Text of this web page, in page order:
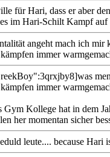
für Hari, dass er aber
im Hari-Schilt Kampf
angeht mach ich mir
immer
immer
Kollege hat in dem
her momentan sicher
leute.... because Hari